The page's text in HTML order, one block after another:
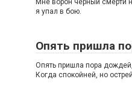
Мне ворон черный смерти
я упал в бою.
Опять пришла
Опять пришла пора
Когда спокойней, но